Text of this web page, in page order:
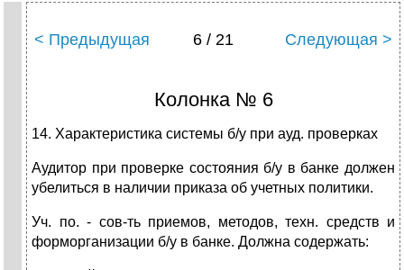
< Предыдущая 6 / 21 Следующая >
Колонка № 6
14. Характеристика системы б/у при ауд. проверках
Аудитор при проверке состояния б/у в банке должен
убелиться в наличии приказа об учетных политики.
Уч. по. - сов-ть приемов, методов, техн. средств и
форморганизации б/у в банке. Должна содержать: